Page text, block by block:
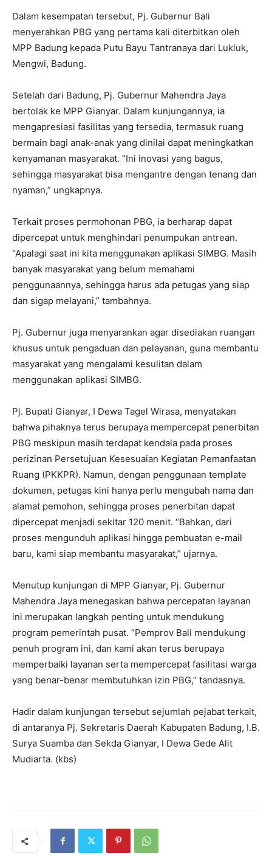
Dalam kesempatan tersebut, Pj. Gubernur Bali
menyerahkan PBG yang pertama kali diterbitkan oleh
MPP Badung kepada Putu Bayu Tantranaya dari Lukluk,
Mengwi, Badung.
Setelah dari Badung, Pj. Gubernur Mahendra Jaya
bertolak ke MPP Gianyar. Dalam kunjungannya, ia
mengapresiasi fasilitas yang tersedia, termasuk ruang
bermain bagi anak-anak yang dinilai dapat meningkatkan
kenyamanan masyarakat. “Ini inovasi yang bagus,
sehingga masyarakat bisa mengantre dengan tenang dan
nyaman,” ungkapnya.
Terkait proses permohonan PBG, ia berharap dapat
dipercepat untuk menghindari penumpukan antrean.
“Apalagi saat ini kita menggunakan aplikasi SIMBG. Masih
banyak masyarakat yang belum memahami
penggunaannya, sehingga harus ada petugas yang siap
dan sigap melayani,” tambahnya.
Pj. Gubernur juga menyarankan agar disediakan ruangan
khusus untuk pengaduan dan pelayanan, guna membantu
masyarakat yang mengalami kesulitan dalam
menggunakan aplikasi SIMBG.
Pj. Bupati Gianyar, I Dewa Tagel Wirasa, menyatakan
bahwa pihaknya terus berupaya mempercepat penerbitan
PBG meskipun masih terdapat kendala pada proses
perizinan Persetujuan Kesesuaian Kegiatan Pemanfaatan
Ruang (PKKPR). Namun, dengan penggunaan template
dokumen, petugas kini hanya perlu mengubah nama dan
alamat pemohon, sehingga proses penerbitan dapat
dipercepat menjadi sekitar 120 menit. “Bahkan, dari
proses mengunduh aplikasi hingga pembuatan e-mail
baru, kami siap membantu masyarakat,” ujarnya.
Menutup kunjungan di MPP Gianyar, Pj. Gubernur
Mahendra Jaya menegaskan bahwa percepatan layanan
ini merupakan langkah penting untuk mendukung
program pemerintah pusat. “Pemprov Bali mendukung
penuh program ini, dan kami akan terus berupaya
memperbaiki layanan serta mempercepat fasilitasi warga
yang benar-benar membutuhkan izin PBG,” tandasnya.
Hadir dalam kunjungan tersebut sejumlah pejabat terkait,
di antaranya Pj. Sekretaris Daerah Kabupaten Badung, I.B.
Surya Suamba dan Sekda Gianyar, I Dewa Gede Alit
Mudiarta. (kbs)